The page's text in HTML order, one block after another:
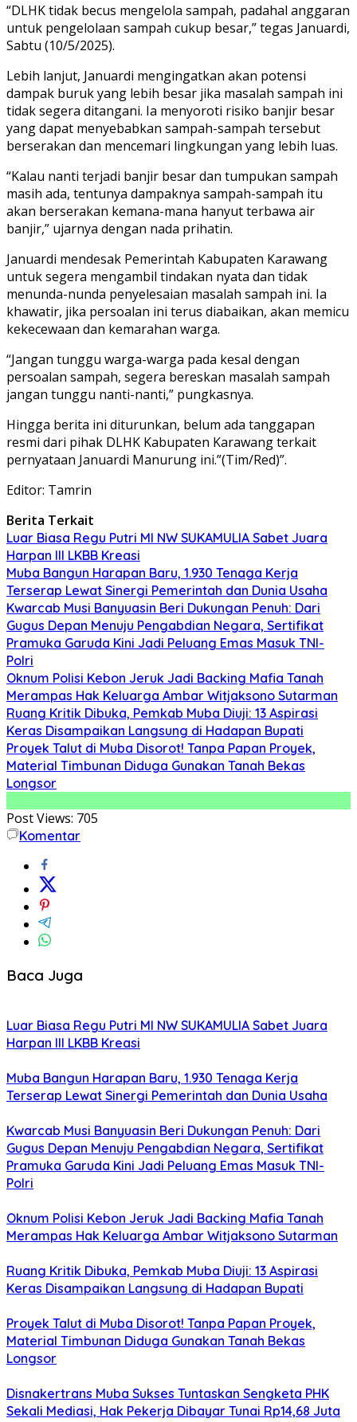
“DLHK tidak becus mengelola sampah, padahal anggaran
untuk pengelolaan sampah cukup besar,” tegas Januardi,
Sabtu (10/5/2025).
Lebih lanjut, Januardi mengingatkan akan potensi
dampak buruk yang lebih besar jika masalah sampah ini
tidak segera ditangani. Ia menyoroti risiko banjir besar
yang dapat menyebabkan sampah-sampah tersebut
berserakan dan mencemari lingkungan yang lebih luas.
“Kalau nanti terjadi banjir besar dan tumpukan sampah
masih ada, tentunya dampaknya sampah-sampah itu
akan berserakan kemana-mana hanyut terbawa air
banjir,” ujarnya dengan nada prihatin.
Januardi mendesak Pemerintah Kabupaten Karawang
untuk segera mengambil tindakan nyata dan tidak
menunda-nunda penyelesaian masalah sampah ini. Ia
khawatir, jika persoalan ini terus diabaikan, akan memicu
kekecewaan dan kemarahan warga.
“Jangan tunggu warga-warga pada kesal dengan
persoalan sampah, segera bereskan masalah sampah
jangan tunggu nanti-nanti,” pungkasnya.
Hingga berita ini diturunkan, belum ada tanggapan
resmi dari pihak DLHK Kabupaten Karawang terkait
pernyataan Januardi Manurung ini.”(Tim/Red)”.
Editor: Tamrin
Berita Terkait
Luar Biasa Regu Putri MI NW SUKAMULIA Sabet Juara
Harpan III LKBB Kreasi
Muba Bangun Harapan Baru, 1.930 Tenaga Kerja
Terserap Lewat Sinergi Pemerintah dan Dunia Usaha
Kwarcab Musi Banyuasin Beri Dukungan Penuh: Dari
Gugus Depan Menuju Pengabdian Negara, Sertifikat
Pramuka Garuda Kini Jadi Peluang Emas Masuk TNI-
Polri
Oknum Polisi Kebon Jeruk Jadi Backing Mafia Tanah
Merampas Hak Keluarga Ambar Witjaksono Sutarman
Ruang Kritik Dibuka, Pemkab Muba Diuji: 13 Aspirasi
Keras Disampaikan Langsung di Hadapan Bupati
Proyek Talut di Muba Disorot! Tanpa Papan Proyek,
Material Timbunan Diduga Gunakan Tanah Bekas
Longsor
Post Views: 705
Komentar
Baca Juga
Luar Biasa Regu Putri MI NW SUKAMULIA Sabet Juara
Harpan III LKBB Kreasi
Muba Bangun Harapan Baru, 1.930 Tenaga Kerja
Terserap Lewat Sinergi Pemerintah dan Dunia Usaha
Kwarcab Musi Banyuasin Beri Dukungan Penuh: Dari
Gugus Depan Menuju Pengabdian Negara, Sertifikat
Pramuka Garuda Kini Jadi Peluang Emas Masuk TNI-
Polri
Oknum Polisi Kebon Jeruk Jadi Backing Mafia Tanah
Merampas Hak Keluarga Ambar Witjaksono Sutarman
Ruang Kritik Dibuka, Pemkab Muba Diuji: 13 Aspirasi
Keras Disampaikan Langsung di Hadapan Bupati
Proyek Talut di Muba Disorot! Tanpa Papan Proyek,
Material Timbunan Diduga Gunakan Tanah Bekas
Longsor
Disnakertrans Muba Sukses Tuntaskan Sengketa PHK
Sekali Mediasi, Hak Pekerja Dibayar Tunai Rp14,68 Juta